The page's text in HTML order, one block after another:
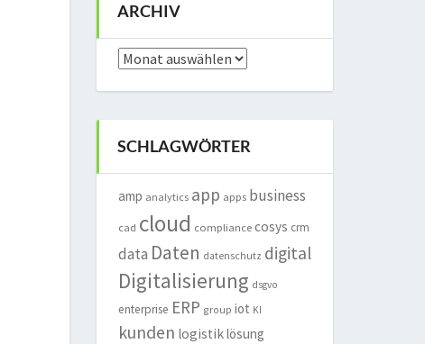
ARCHIV
Archiv
SCHLAGWÖRTER
amp analytics app apps business
cad cloud compliance cosys crm
data Daten datenschutz digital
Digitalisierung dsgvo
enterprise ERP group iot KI
kunden logistiklösung